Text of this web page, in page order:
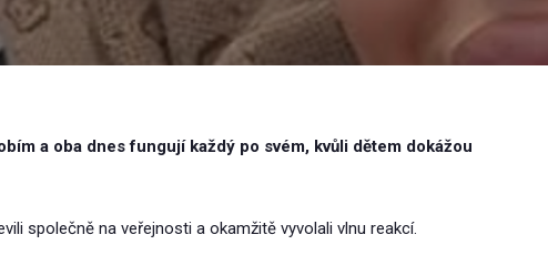
a oba dnes fungují každý po svém, kvůli dětem dokážou
společně na veřejnosti a okamžitě vyvolali vlnu reakcí.